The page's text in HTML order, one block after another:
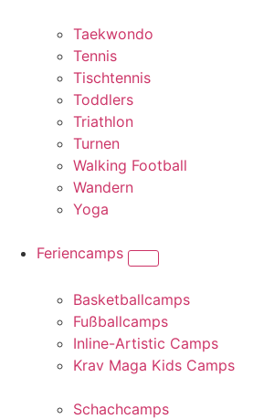
Taekwondo
Tennis
Tischtennis
Toddlers
Triathlon
Turnen
Walking Football
Wandern
Yoga
Feriencamps
Basketballcamps
Fußballcamps
Inline-Artistic Camps
Krav Maga Kids Camps
Schachcamps